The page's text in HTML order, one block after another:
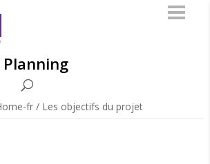
fr / Les objectifs du projet